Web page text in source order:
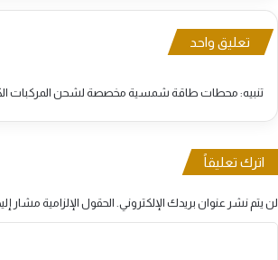
تعليق واحد
تنبيه: محطات طاقة شمسية مخصصة لشحن المركبات
اترك تعليقاً
لن يتم نشر عنوان بريدك الإلكتروني.الحقول الإلزامية مشار